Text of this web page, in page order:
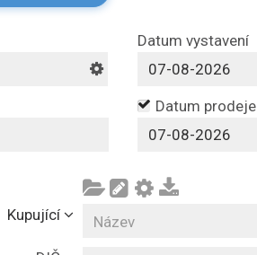
Datum vystavení
Datum prodeje
Kupující